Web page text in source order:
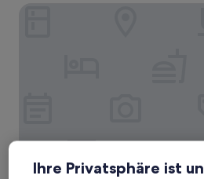
Bewertungen)
Ihre Privatsphäre ist